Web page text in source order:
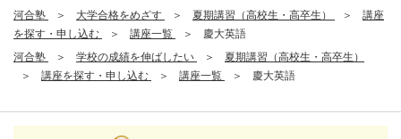
河合塾
大学合格をめざす 夏期講習（高校生・高卒生）
講座
を探す・申し込む
講座一覧
慶大英語
河合塾
学校の成績を伸ばしたい
夏期講習（高校生・高卒生）
講座を探す・申し込む
講座一覧 慶大英語